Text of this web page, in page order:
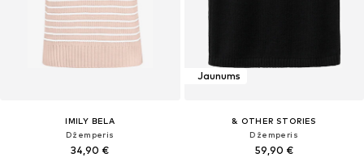
IMILY BELA
Džemperis
34,90 €
Jaunums
& OTHER STORIES
Džemperis
59,90 €